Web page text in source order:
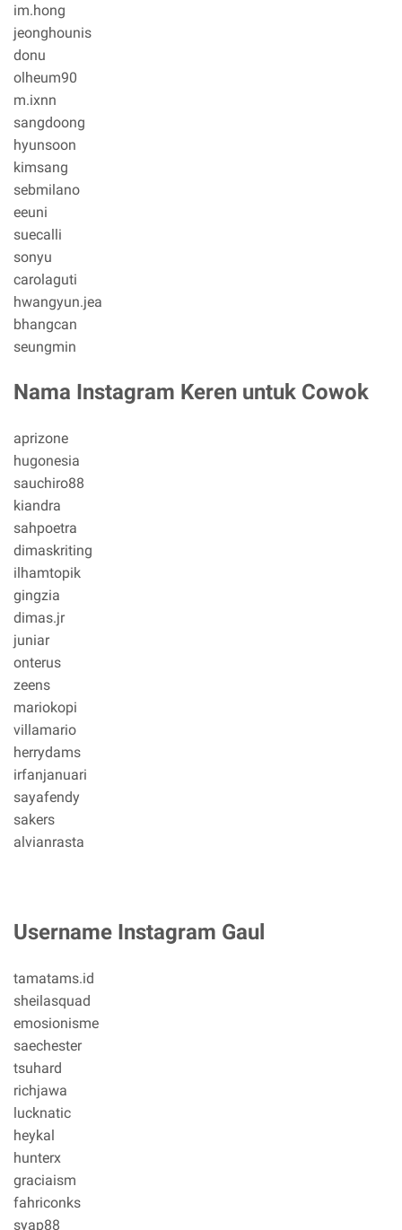
im.hong
jeonghounis
donu
olheum90
m.ixnn
sangdoong
hyunsoon
kimsang
sebmilano
eeuni
suecalli
sonyu
carolaguti
hwangyun.jea
bhangcan
seungmin
Nama Instagram Keren untuk Cowok
aprizone
hugonesia
sauchiro88
kiandra
sahpoetra
dimaskriting
ilhamtopik
gingzia
dimas.jr
juniar
onterus
zeens
mariokopi
villamario
herrydams
irfanjanuari
sayafendy
sakers
alvianrasta
Username Instagram Gaul
tamatams.id
sheilasquad
emosionisme
saechester
tsuhard
richjawa
lucknatic
heykal
hunterx
graciaism
fahriconks
syap88